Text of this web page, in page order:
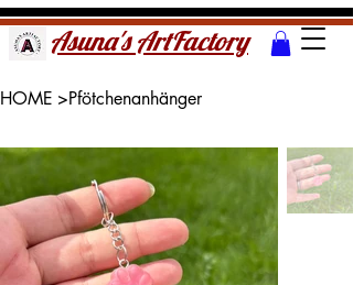
Asuna's ArtFactory
HOME >Pfötchenanhänger